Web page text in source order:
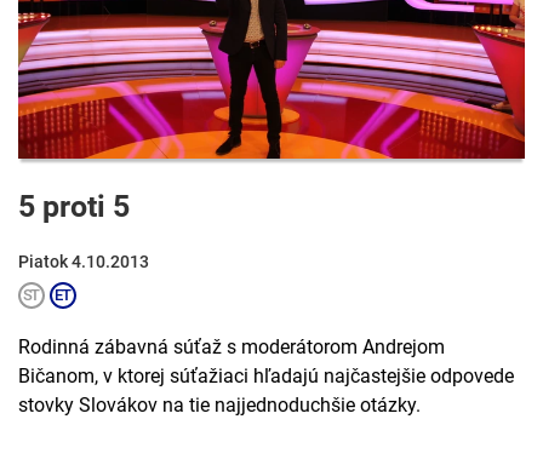
5 proti 5
Piatok 4.10.2013
Rodinná zábavná súťaž s moderátorom Andrejom
Bičanom, v ktorej súťažiaci hľadajú najčastejšie odpovede
stovky Slovákov na tie najjednoduchšie otázky.